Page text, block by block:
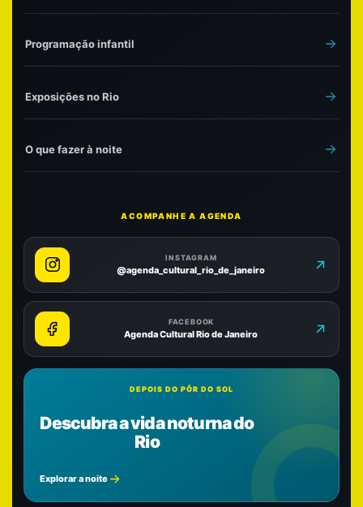
Programação infantil
Exposições no Rio
O que fazer à noite
ACOMPANHE A AGENDA
INSTAGRAM
@agenda_cultural_rio_de_janeiro
FACEBOOK
Agenda Cultural Rio de Janeiro
DEPOIS DO PÔR DO SOL
Descubra a vida noturna do
Rio
Explorar a noite